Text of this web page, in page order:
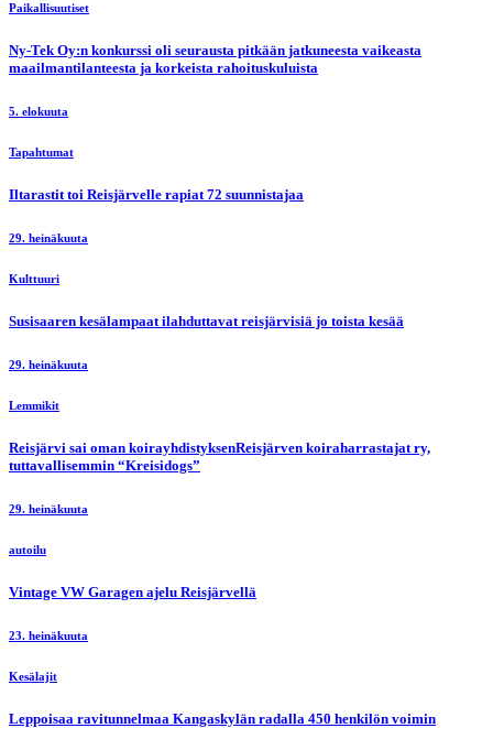
Paikallisuutiset
Ny-Tek Oy:n konkurssi oli seurausta pitkään jatkuneesta vaikeasta
maailmantilanteesta ja korkeista rahoituskuluista
5. elokuuta
Tapahtumat
Iltarastit toi Reisjärvelle rapiat 72 suunnistajaa
29. heinäkuuta
Kulttuuri
Susisaaren kesälampaat ilahduttavat reisjärvisiä jo toista kesää
29. heinäkuuta
Lemmikit
Reisjärvi sai oman koirayhdistyksenReisjärven koiraharrastajat ry,
tuttavallisemmin “Kreisidogs”
29. heinäkuuta
autoilu
Vintage VW Garagen ajelu Reisjärvellä
23. heinäkuuta
Kesälajit
Leppoisaa ravitunnelmaa Kangaskylän radalla 450 henkilön voimin